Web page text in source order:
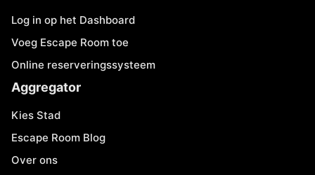
Log in op het Dashboard
Voeg Escape Room toe
Online reserveringssysteem
Aggregator
Kies Stad
Escape Room Blog
Over ons